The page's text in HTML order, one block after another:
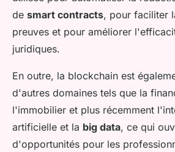
de smart contracts, pour faciliter
preuves et pour améliorer
juridiques.
En outre, la blockchain est
d'autres domaines tels que la
l'immobilier et plus récemment
artificielle et la big data, ce qui
d'opportunités pour les